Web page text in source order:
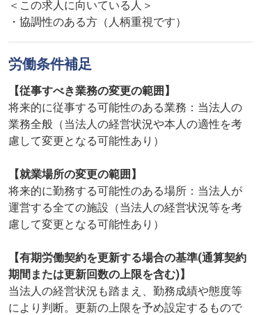
＜この求人に向いている人＞
・協調性のある方（人柄重視です）
労働条件補足
【従事すべき業務の変更の範囲】
将来的に従事する可能性のある業務：当法人の
業務全般（当法人の経営状況や本人の適性を考
慮して変更となる可能性あり）
【就業場所の変更の範囲】
将来的に勤務する可能性のある場所：当法人が
運営する全ての施設（当法人の経営状況等を考
慮して変更となる可能性あり）
【有期労働契約を更新する場合の基準(通算契約
期間または更新回数の上限を含む)】
当法人の経営状況も踏まえ、勤務成績や態度等
により判断。更新の上限を予め設定するもので